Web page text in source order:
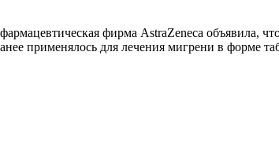
фирма AstraZeneca объявила,
применялось для лечения мигрени в форме